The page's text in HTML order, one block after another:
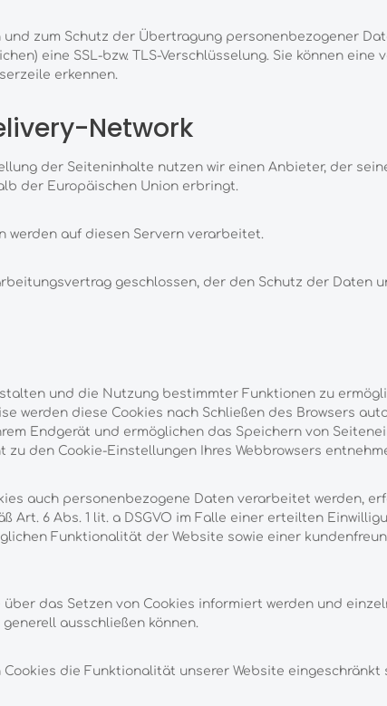
zum Schutz der Übertragung personenbezogener
eine SSL-bzw. TLS-Verschlüsselung. Sie können
erkennen.
Network
der Seiteninhalte nutzen wir einen Anbieter, der
der Europäischen Union erbringt.
werden auf diesen Servern verarbeitet.
geschlossen, der den Schutz der Daten
und die Nutzung bestimmter Funktionen zu
werden diese Cookies nach Schließen des Browsers
Endgerät und ermöglichen das Speichern von
den Cookie-Einstellungen Ihres Webbrowsers
auch personenbezogene Daten verarbeitet werden,
Art. 6 Abs. 1 lit. a DSGVO im Falle einer erteilten
Funktionalität der Website sowie einer
über das Setzen von Cookies informiert werden und
ausschließen können.
die Funktionalität unserer Website eingeschränkt